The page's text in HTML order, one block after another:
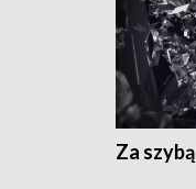
Za szybą